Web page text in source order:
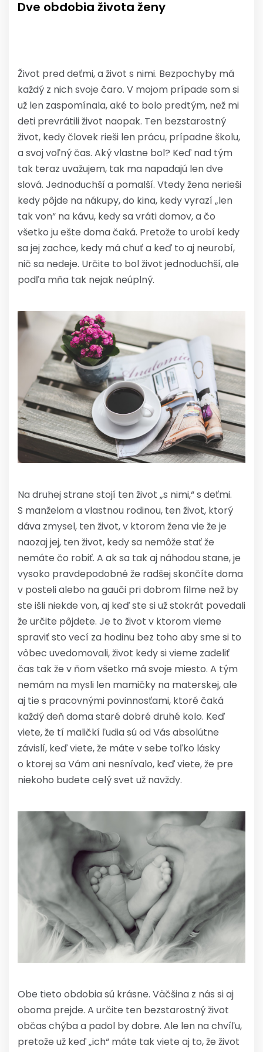
Dve obdobia života ženy
Život pred deťmi, a život s nimi. Bezpochyby má
každý z nich svoje čaro. V mojom prípade som si
už len zaspomínala, aké to bolo predtým, než mi
deti prevrátili život naopak. Ten bezstarostný
život, kedy človek rieši len prácu, prípadne školu,
a svoj voľný čas. Aký vlastne bol? Keď nad tým
tak teraz uvažujem, tak ma napadajú len dve
slová. Jednoduchší a pomalší. Vtedy žena nerieši
kedy pôjde na nákupy, do kina, kedy vyrazí „len
tak von“ na kávu, kedy sa vráti domov, a čo
všetko ju ešte doma čaká. Pretože to urobí kedy
sa jej zachce, kedy má chuť a keď to aj neurobí,
nič sa nedeje. Určite to bol život jednoduchší, ale
podľa mňa tak nejak neúplný.
Na druhej strane stojí ten život „s nimi,“ s deťmi.
S manželom a vlastnou rodinou, ten život, ktorý
dáva zmysel, ten život, v ktorom žena vie že je
naozaj jej, ten život, kedy sa nemôže stať že
nemáte čo robiť. A ak sa tak aj náhodou stane, je
vysoko pravdepodobné že radšej skončíte doma
v posteli alebo na gauči pri dobrom filme než by
ste išli niekde von, aj keď ste si už stokrát povedali
že určite pôjdete. Je to život v ktorom vieme
spraviť sto vecí za hodinu bez toho aby sme si to
vôbec uvedomovali, život kedy si vieme zadeliť
čas tak že v ňom všetko má svoje miesto. A tým
nemám na mysli len mamičky na materskej, ale
aj tie s pracovnými povinnosťami, ktoré čaká
každý deň doma staré dobré druhé kolo. Keď
viete, že tí maličkí ľudia sú od Vás absolútne
závislí, keď viete, že máte v sebe toľko lásky
o ktorej sa Vám ani nesnívalo, keď viete, že pre
niekoho budete celý svet už navždy.
Obe tieto obdobia sú krásne. Väčšina z nás si aj
oboma prejde. A určite ten bezstarostný život
občas chýba a padol by dobre. Ale len na chvíľu,
pretože už keď „ich“ máte tak viete aj to, že život